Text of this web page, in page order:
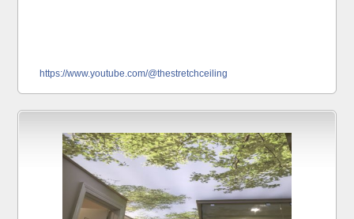
https://www.youtube.com/@thestretchceiling